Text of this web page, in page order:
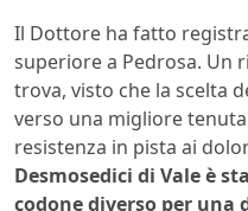
Il Dottore ha fatto
superiore a Pedrosa. Un
trova, visto che la scelta
verso una migliore
resistenza in pista ai
Desmosedici di Vale è
codone diverso per una